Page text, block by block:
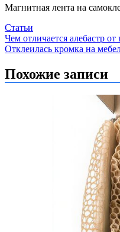
Магнитная лента на
Статьи
Навигация
по
записям
Чем отличается алебастр от
Отклеилась кромка на
Похожие записи